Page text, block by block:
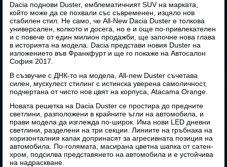
Dacia поднови Duster, емблематичният SUV на марката,
който може да се похвали със съвременен, изцяло нов
стабилен стил. Не само, че All-New Dacia Duster е толкова
универсален, колкото и досега, но е и още по-привлекателен
и с повече от един милион продажби, ще започне нова глава
в историята на модела. Dacia представи новия Duster на
изложението във Франкфурт и ще го покаже на Автосалон
София 2017.
В съзвучие с ДНК-то на модела, All-new Duster съчетава
силен, мускулест стилинг с истинска уверена самоличност,
подчертана от чисто нов цвят на корпуса, Atacama Orange.
Новата решетка на Dacia Duster се простира до предните
светлини, разположени в крайните ъгли на автомобила, и
прави модела да изглежда по-широк. Има нови LED дневни
светлини, разделени на три секции. Линиите на гръбнака на
хоризонталния капак допринасят за агресивната позиция на
автомобила. По-голямата, масирана цветна шапка от сатен-
хром, подсилва представянето на автомобила и е устойчива
на надраскване.